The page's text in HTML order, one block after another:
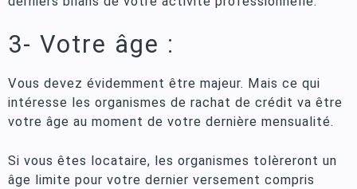
3- Votre âge :
Vous devez évidemment être majeur. Mais ce qui
intéresse les organismes de rachat de crédit va être
votre âge au moment de votre dernière mensualité.
Si vous êtes locataire, les organismes tolèreront un
âge limite pour votre dernier versement compris